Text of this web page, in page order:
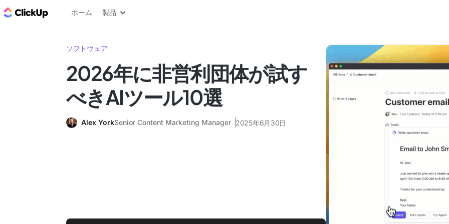
ClickUp ブログ
ホーム 製品
ソフトウェア
2026年に非営利団体が試す
べきAIツール10選
Alex YorkSenior Content Marketing Manager 2025年6月30日